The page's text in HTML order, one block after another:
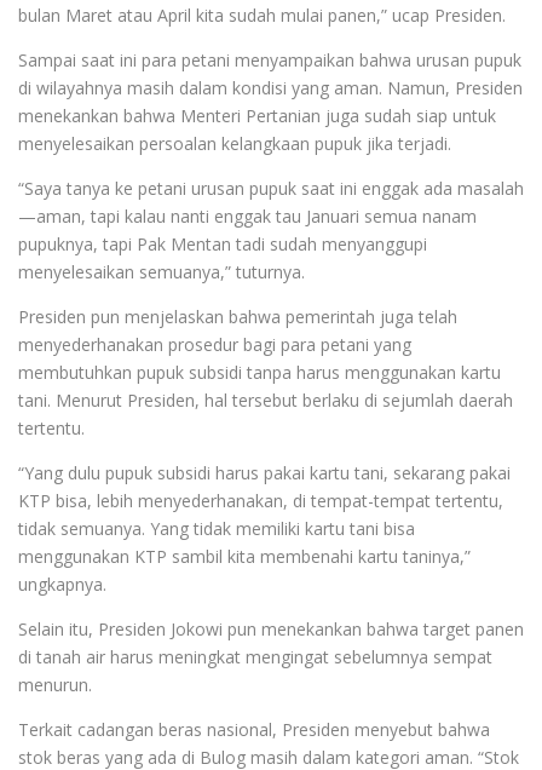
bulan Maret atau April kita sudah mulai panen,” ucap Presiden.
Sampai saat ini para petani menyampaikan bahwa urusan pupuk
di wilayahnya masih dalam kondisi yang aman. Namun, Presiden
menekankan bahwa Menteri Pertanian juga sudah siap untuk
menyelesaikan persoalan kelangkaan pupuk jika terjadi.
“Saya tanya ke petani urusan pupuk saat ini enggak ada masalah
—aman, tapi kalau nanti enggak tau Januari semua nanam
pupuknya, tapi Pak Mentan tadi sudah menyanggupi
menyelesaikan semuanya,” tuturnya.
Presiden pun menjelaskan bahwa pemerintah juga telah
menyederhanakan prosedur bagi para petani yang
membutuhkan pupuk subsidi tanpa harus menggunakan kartu
tani. Menurut Presiden, hal tersebut berlaku di sejumlah daerah
tertentu.
“Yang dulu pupuk subsidi harus pakai kartu tani, sekarang pakai
KTP bisa, lebih menyederhanakan, di tempat-tempat tertentu,
tidak semuanya. Yang tidak memiliki kartu tani bisa
menggunakan KTP sambil kita membenahi kartu taninya,”
ungkapnya.
Selain itu, Presiden Jokowi pun menekankan bahwa target panen
di tanah air harus meningkat mengingat sebelumnya sempat
menurun.
Terkait cadangan beras nasional, Presiden menyebut bahwa
stok beras yang ada di Bulog masih dalam kategori aman. “Stok